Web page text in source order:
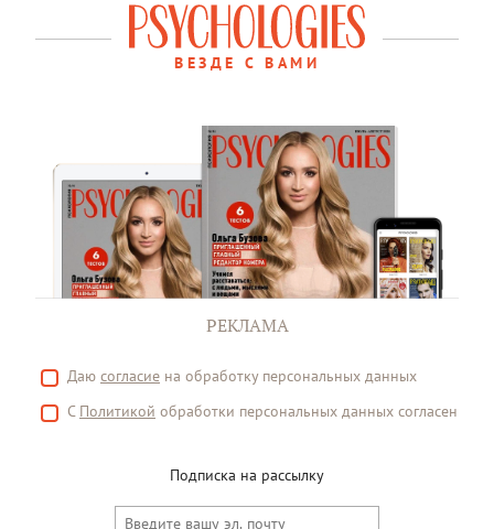
ВЕЗДЕ С ВАМИ
РЕКЛАМА
Даю согласие на обработку персональных данных
С Политикой обработки персональных данных согласен
Подписка на рассылку